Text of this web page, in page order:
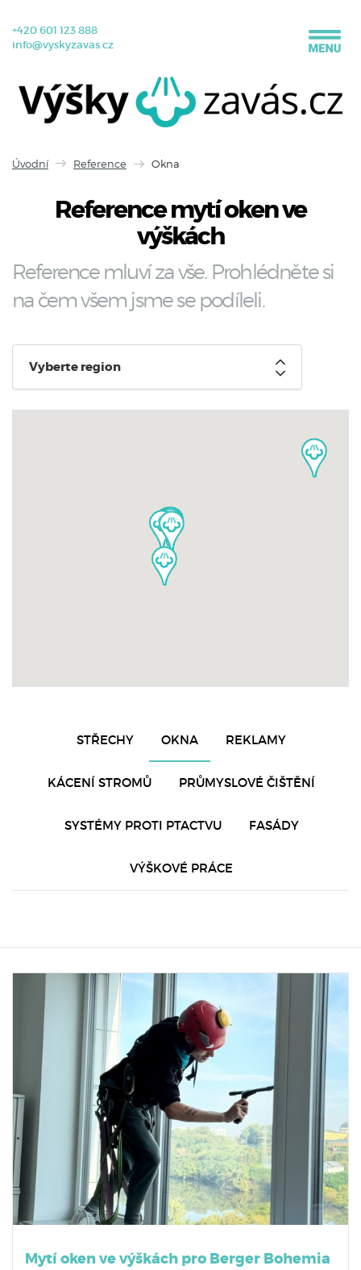
+420 601 123 888
info@vyskyzavas.cz
Úvodní Reference Okna
Reference mytí oken ve
výškách
Reference mluví za vše. Prohlédněte si
na čem všem jsme se podíleli.
Vyberte region
STŘECHY OKNA REKLAMY
KÁCENÍ STROMŮ PRŮMYSLOVÉ ČIŠTĚNÍ
SYSTÉMY PROTI PTACTVU FASÁDY
VÝŠKOVÉ PRÁCE
Mytí oken ve výškách pro Berger Bohemia